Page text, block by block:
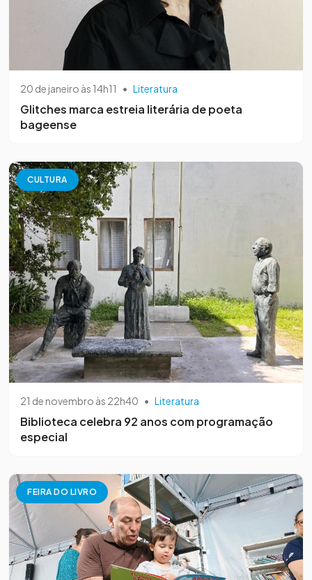
20 de janeiro às 14h11 • Literatura
Glitches marca estreia literária de poeta
bageense
CULTURA
21 de novembro às 22h40 • Literatura
Biblioteca celebra 92 anos com programação
especial
FEIRA DO LIVRO